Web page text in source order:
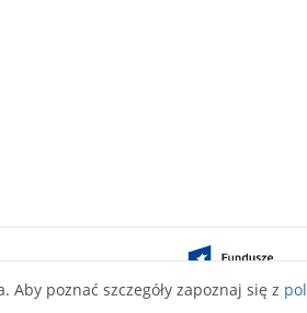
poznać szczegóły zapoznaj się z